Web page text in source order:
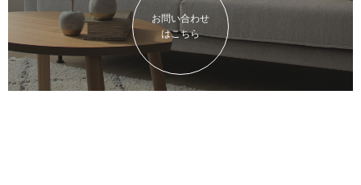
お問い合わせ
はこちら